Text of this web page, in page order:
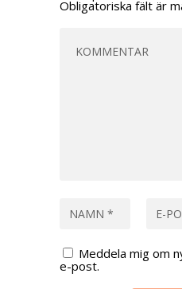
Obligatoriska fält är
Meddela mig om
e-post.